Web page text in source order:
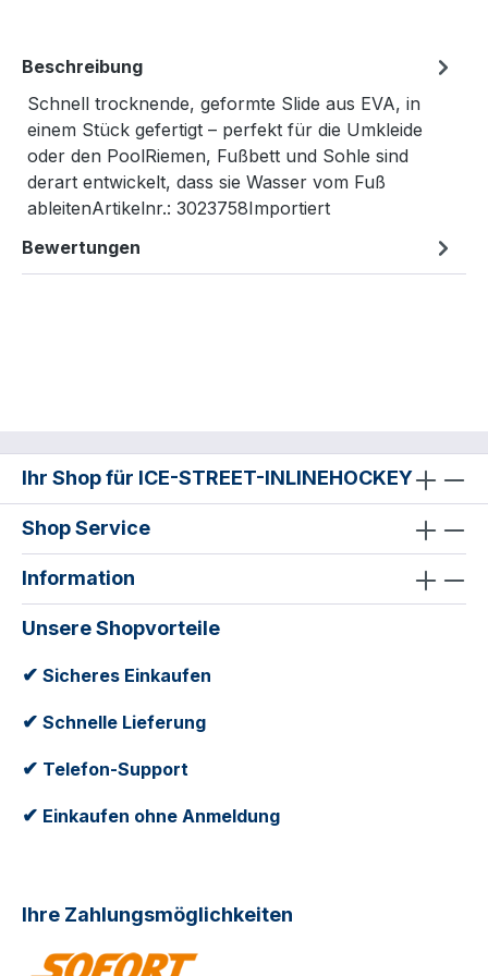
Beschreibung
Schnell trocknende, geformte Slide aus EVA, in
einem Stück gefertigt – perfekt für die Umkleide
oder den PoolRiemen, Fußbett und Sohle sind
derart entwickelt, dass sie Wasser vom Fuß
ableitenArtikelnr.: 3023758Importiert
Bewertungen
Ihr Shop für ICE-STREET-INLINEHOCKEY
Shop Service
Information
Unsere Shopvorteile
✔ Sicheres Einkaufen
✔ Schnelle Lieferung
✔ Telefon-Support
✔ Einkaufen ohne Anmeldung
Ihre Zahlungsmöglichkeiten